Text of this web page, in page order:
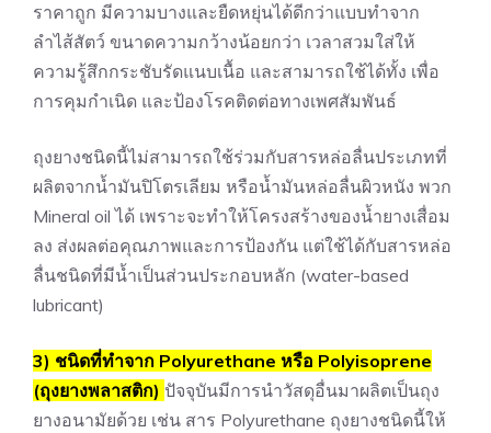
ราคาถูก มีความบางและยืดหยุ่นได้ดีกว่าแบบทำจาก
ลำไส้สัตว์ ขนาดความกว้างน้อยกว่า เวลาสวมใส่ให้
ความรู้สึกกระชับรัดแนบเนื้อ และสามารถใช้ได้ทั้ง เพื่อ
การคุมกำเนิด และป้องโรคติดต่อทางเพศสัมพันธ์
ถุงยางชนิดนี้ไม่สามารถใช้ร่วมกับสารหล่อลื่นประเภทที่
ผลิตจากน้ำมันปิโตรเลียม หรือน้ำมันหล่อลื่นผิวหนัง พวก
Mineral oil ได้ เพราะจะทำให้โครงสร้างของน้ำยางเสื่อม
ลง ส่งผลต่อคุณภาพและการป้องกัน แต่ใช้ได้กับสารหล่อ
ลื่นชนิดที่มีน้ำเป็นส่วนประกอบหลัก (water-based
lubricant)
3) ชนิดที่ทำจาก Polyurethane หรือ Polyisoprene
(ถุงยางพลาสติก) ปัจจุบันมีการนำวัสดุอื่นมาผลิตเป็นถุง
ยางอนามัยด้วย เช่น สาร Polyurethane ถุงยางชนิดนี้ให้